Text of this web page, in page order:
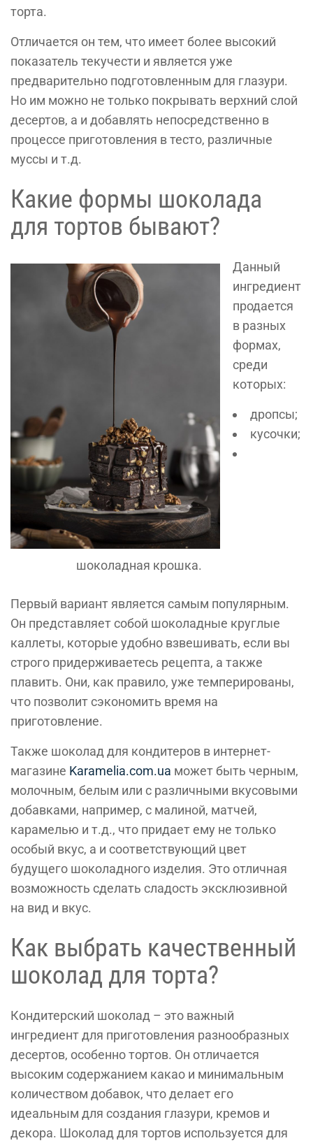
торта.
Отличается он тем, что имеет более высокий
показатель текучести и является уже
предварительно подготовленным для глазури.
Но им можно не только покрывать верхний слой
десертов, а и добавлять непосредственно в
процессе приготовления в тесто, различные
муссы и т.д.
Какие формы шоколада
для тортов бывают?
Данный
ингредиент
продается
в разных
формах,
среди
которых:
дропсы;
кусочки;
шоколадная крошка.
Первый вариант является самым популярным.
Он представляет собой шоколадные круглые
каллеты, которые удобно взвешивать, если вы
строго придерживаетесь рецепта, а также
плавить. Они, как правило, уже темперированы,
что позволит сэкономить время на
приготовление.
Также шоколад для кондитеров в интернет-
магазине Karamelia.com.ua может быть черным,
молочным, белым или с различными вкусовыми
добавками, например, с малиной, матчей,
карамелью и т.д., что придает ему не только
особый вкус, а и соответствующий цвет
будущего шоколадного изделия. Это отличная
возможность сделать сладость эксклюзивной
на вид и вкус.
Как выбрать качественный
шоколад для торта?
Кондитерский шоколад – это важный
ингредиент для приготовления разнообразных
десертов, особенно тортов. Он отличается
высоким содержанием какао и минимальным
количеством добавок, что делает его
идеальным для создания глазури, кремов и
декора. Шоколад для тортов используется для